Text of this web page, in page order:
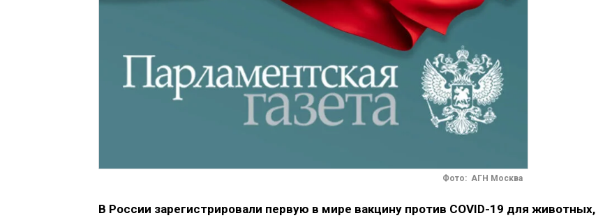
Фото: АГН Москва
В России зарегистрировали первую в мире вакцину против COVID-19 для животных,